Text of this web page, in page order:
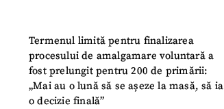
Termenul limită pentru finalizarea
procesului de amalgamare voluntară a
fost prelungit pentru 200 de primării:
„Mai au o lună să se așeze la masă, să ia
o decizie finală”